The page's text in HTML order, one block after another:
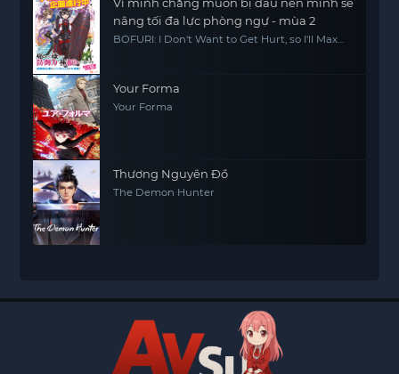
nâng tối đa lực phòng ngự - mùa 2
BOFURI: I Don't Want to Get Hurt, so I'll Max
Your Forma
Your Forma
Thương Nguyên Đồ
The Demon Hunter